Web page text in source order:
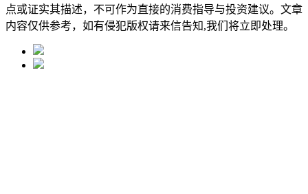
点或证实其描述，不可作为直接的消费指导与投资建议。文章
内容仅供参考，如有侵犯版权请来信告知,我们将立即处理。